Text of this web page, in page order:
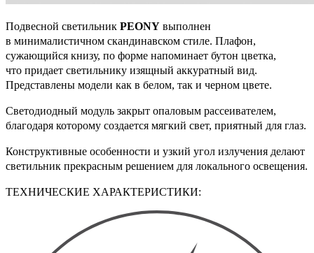
Подвесной светильник PEONY выполнен
в минималистичном скандинавском стиле. Плафон,
сужающийся книзу, по форме напоминает бутон цветка,
что придает светильнику изящный аккуратный вид.
Представлены модели как в белом, так и черном цвете.
Светодиодный модуль закрыт опаловым рассеивателем,
благодаря которому создается мягкий свет, приятный для глаз.
Конструктивные особенности и узкий угол излучения делают
светильник прекрасным решением для локального освещения.
ТЕХНИЧЕСКИЕ ХАРАКТЕРИСТИКИ: